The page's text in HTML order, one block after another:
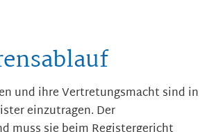
und ihre Vertretungsmacht sind in
einzutragen. Der